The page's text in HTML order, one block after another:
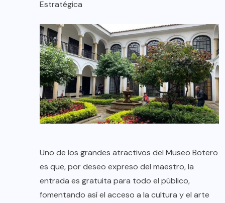
Estratégica
Uno de los grandes atractivos del Museo Botero
es que, por deseo expreso del maestro, la
entrada es gratuita para todo el público,
fomentando así el acceso a la cultura y el arte